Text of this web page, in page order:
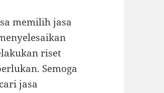
memilih jasa
riset
Semoga
jasa